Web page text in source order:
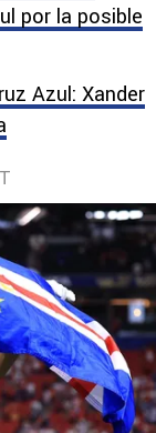
por la posible
Azul: Xander